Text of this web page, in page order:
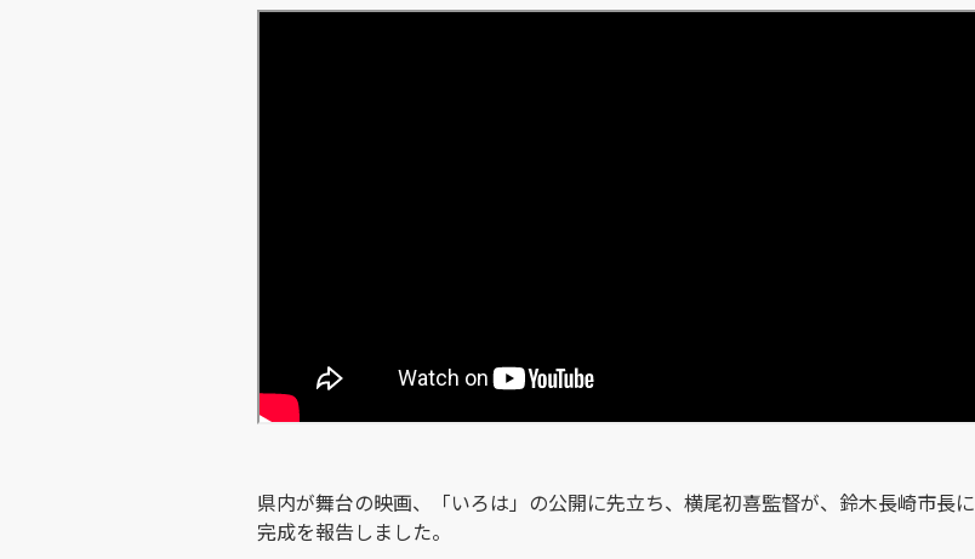
県内が舞台の映画、「いろは」の公開に先立ち、横尾初喜監督が、鈴木長崎市長に
完成を報告しました。